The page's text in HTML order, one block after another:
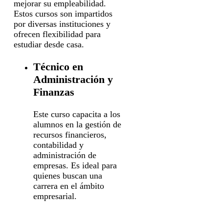
mejorar su empleabilidad.
Estos cursos son impartidos
por diversas instituciones y
ofrecen flexibilidad para
estudiar desde casa.
Técnico en
Administración y
Finanzas
Este curso capacita a los
alumnos en la gestión de
recursos financieros,
contabilidad y
administración de
empresas. Es ideal para
quienes buscan una
carrera en el ámbito
empresarial.